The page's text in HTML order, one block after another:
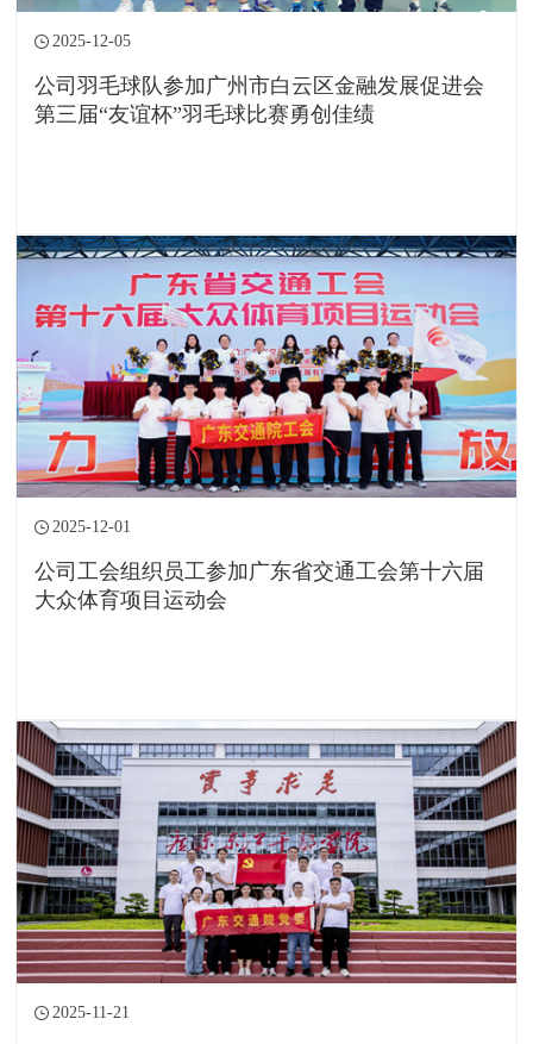
2025-12-05
公司羽毛球队参加广州市白云区金融发展促进会
第三届“友谊杯”羽毛球比赛勇创佳绩
2025-12-01
公司工会组织员工参加广东省交通工会第十六届
大众体育项目运动会
2025-11-21